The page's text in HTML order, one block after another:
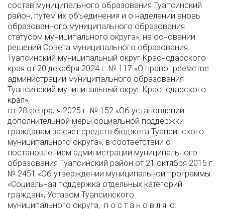
состав муниципального образования Туапсинский
район, путем их объединения и о наделении вновь
образованного муниципального образования
статусом муниципального округа», на основании
решений Совета муниципального образования
Туапсинский муниципальный округ Краснодарского
края от 20 декабря 2024 г. № 117 «О правопреемстве
администрации муниципального образования
Туапсинский муниципальный округ Краснодарского
края»,
от 28 февраля 2025 г. № 152 «Об установлении
дополнительной меры социальной поддержки
гражданам за счет средств бюджета Туапсинского
муниципального округа», в соответствии с
постановлением администрации муниципального
образования Туапсинский район от 21 октября 2015 г.
№ 2451 «Об утверждении муниципальной программы
«Социальная поддержка отдельных категорий
граждан», Уставом Туапсинского
муниципального округа, п о с т а н о в л я ю: